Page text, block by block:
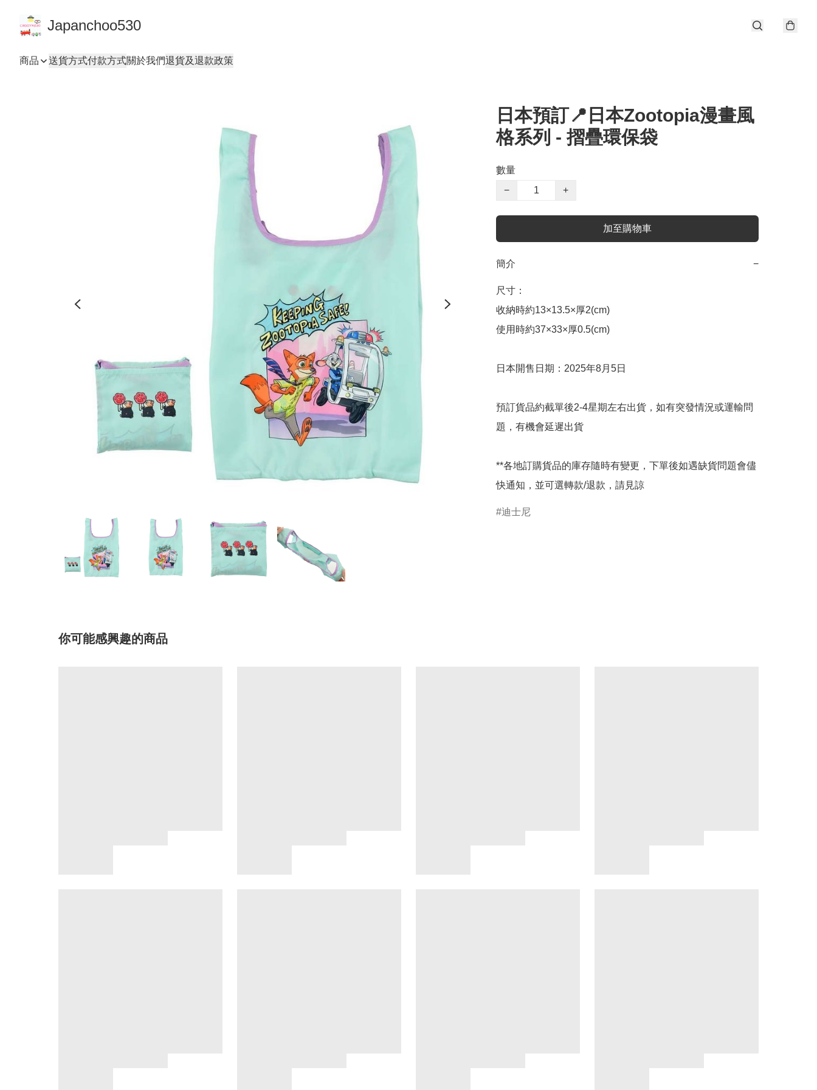
Japanchoo530
商品 送貨方式付款方式關於我們退貨及退款政策
日本預訂📍日本Zootopia漫畫風
格系列 - 摺疊環保袋
數量
−
+
加至購物車
簡介 −
尺寸：
收納時約13×13.5×厚2(cm)
使用時約37×33×厚0.5(cm)
日本開售日期：2025年8月5日
預訂貨品約截單後2-4星期左右出貨，如有突發情況或運輸問
題，有機會延遲出貨
**各地訂購貨品的庫存隨時有變更，下單後如遇缺貨問題會儘
快通知，並可選轉款/退款，請見諒
迪士尼
你可能感興趣的商品